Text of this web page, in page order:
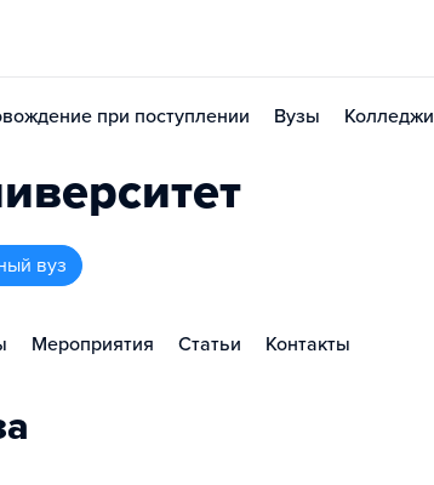
при поступлении Вузы Колледжи
вуз
Мероприятия Статьи Контакты